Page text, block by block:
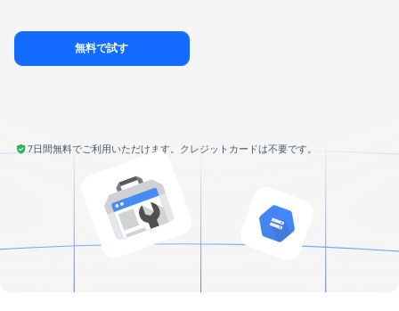
無料で試す
7日間無料でご利用いただけます。クレジットカードは不要です。